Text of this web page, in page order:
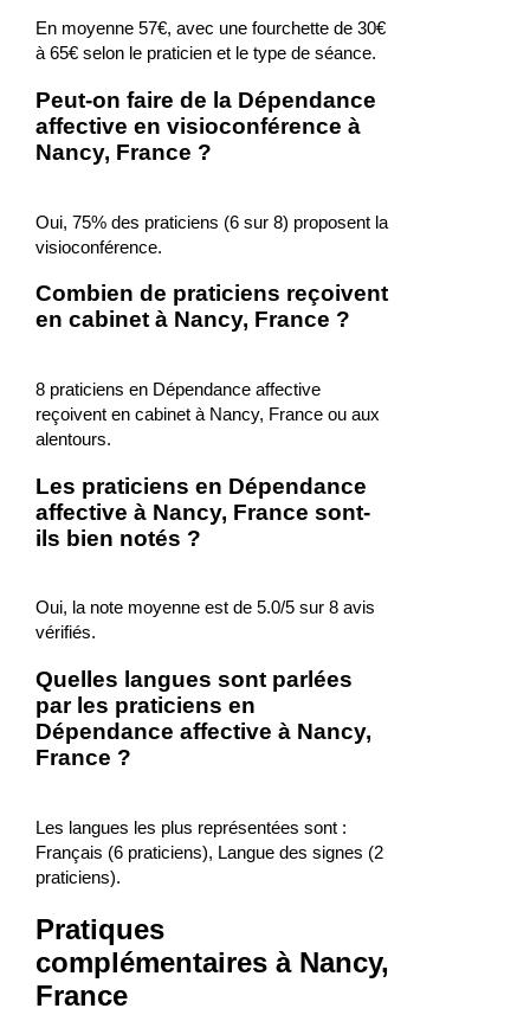
En moyenne 57€, avec une fourchette de 30€
à 65€ selon le praticien et le type de séance.
Peut-on faire de la Dépendance
affective en visioconférence à
Nancy, France ?
Oui, 75% des praticiens (6 sur 8) proposent la
visioconférence.
Combien de praticiens reçoivent
en cabinet à Nancy, France ?
8 praticiens en Dépendance affective
reçoivent en cabinet à Nancy, France ou aux
alentours.
Les praticiens en Dépendance
affective à Nancy, France sont-
ils bien notés ?
Oui, la note moyenne est de 5.0/5 sur 8 avis
vérifiés.
Quelles langues sont parlées
par les praticiens en
Dépendance affective à Nancy,
France ?
Les langues les plus représentées sont :
Français (6 praticiens), Langue des signes (2
praticiens).
Pratiques
complémentaires à Nancy,
France